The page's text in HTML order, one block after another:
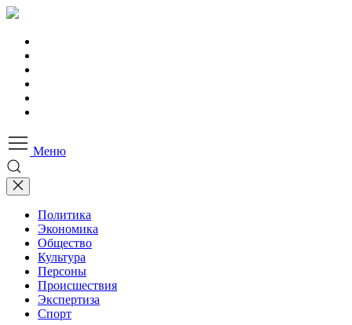
Меню
Политика
Экономика
Общество
Культура
Персоны
Происшествия
Экспертиза
Спорт